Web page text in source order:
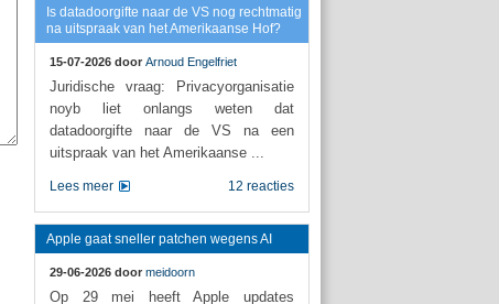
Is datadoorgifte naar de VS nog rechtmatig
na uitspraak van het Amerikaanse Hof?
15-07-2026 door Arnoud Engelfriet
Juridische vraag: Privacyorganisatie
noyb liet onlangs weten dat
datadoorgifte naar de VS na een
uitspraak van het Amerikaanse ...
12 reacties
Lees meer
Apple gaat sneller patchen wegens AI
29-06-2026 door meidoorn
Op 29 mei heeft Apple updates